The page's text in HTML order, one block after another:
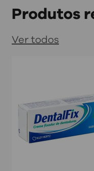
Produtos
Ver todos